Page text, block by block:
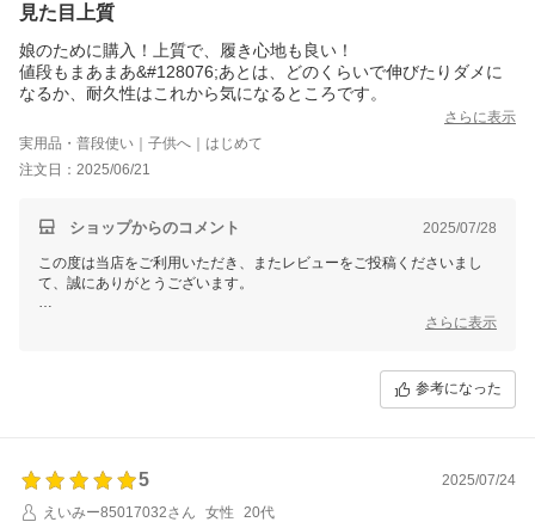
見た目上質
娘のために購入！上質で、履き心地も良い！
値段もまあまあ&#128076;あとは、どのくらいで伸びたりダメに
なるか、耐久性はこれから気になるところです。
さらに表示
実用品・普段使い｜子供へ｜はじめて
注文日：2025/06/21
ショップからのコメント 2025/07/28
この度は当店をご利用いただき、またレビューをご投稿くださいまし
て、誠にありがとうございます。
お客様よりいただくご意見やご感想は、私どもにとって大変貴重な財産
なお、個別での対応が必要なお客様へは、別途メールにてご対応させて
蒸し暑い毎日が続きますが、少しでも快適にお過ごしいただければ幸い
です。
さらに表示
参考になった
5
2025/07/24
えいみー85017032さん
女性
20代